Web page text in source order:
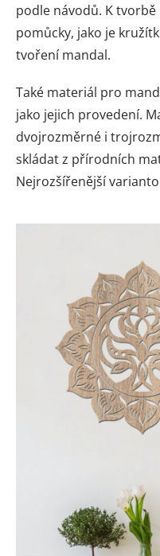
podle návodů. K
pomůcky, jako je
tvoření mandal.
Také materiál pro
jako jejich provedení.
dvojrozměrné i
skládat z přírodních
Nejrozšířenější